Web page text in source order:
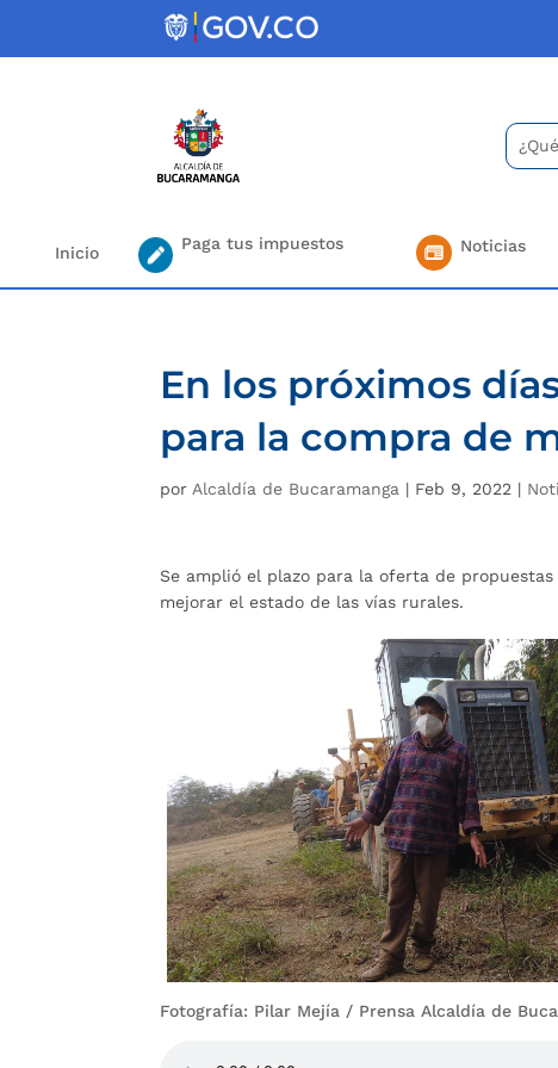
Buscar:
Search
for...
Inicio Paga tus impuestos Noticias
En los próximos
para la compra de
por Alcaldía de Bucaramanga | Feb 9, 2022 |
Se amplió el plazo para la oferta de
mejorar el estado de las vías rurales.
Fotografía: Pilar Mejía / Prensa Alcaldía de